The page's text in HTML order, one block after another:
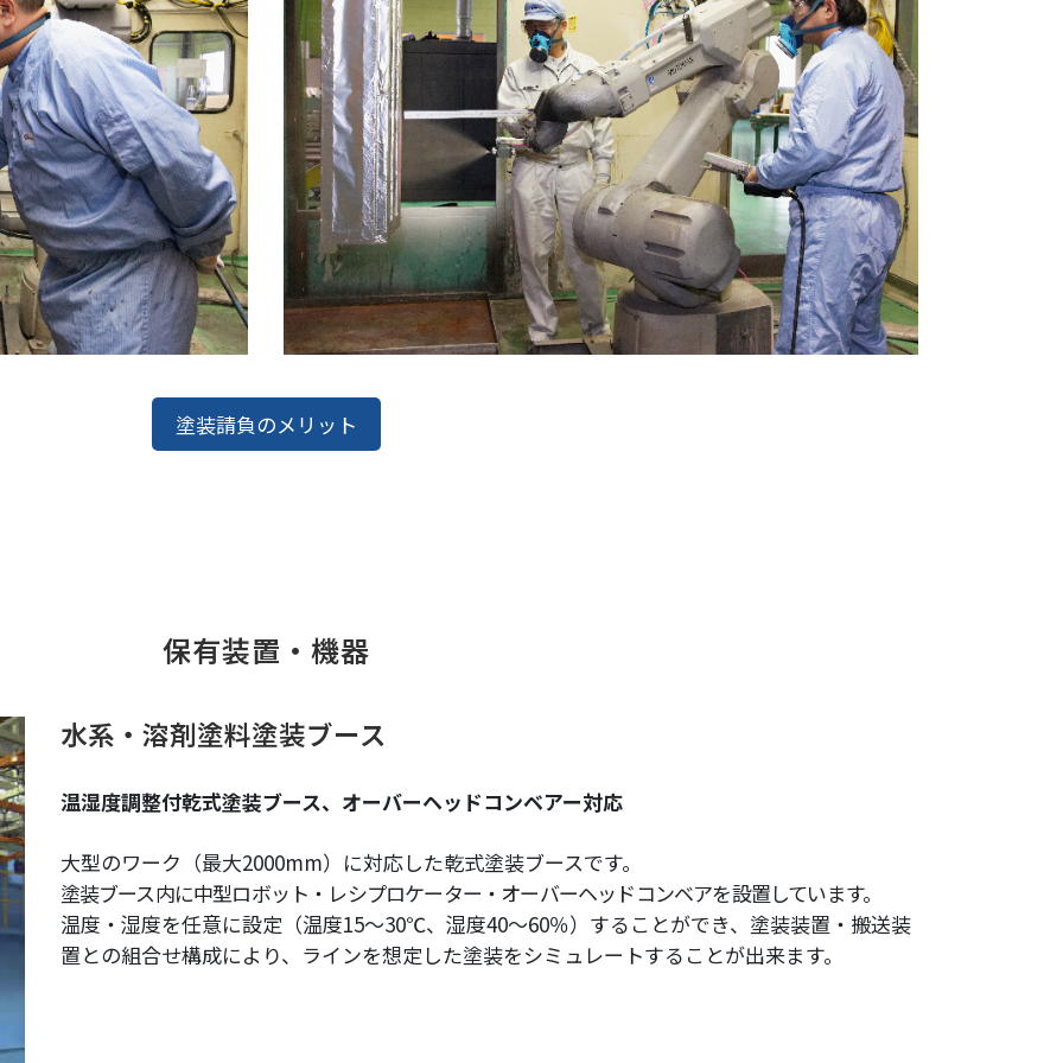
塗装請負のメリット
保有装置・機器
水系・溶剤塗料塗装ブース
温湿度調整付乾式塗装ブース、オーバーヘッドコンベアー対応
大型のワーク（最大2000mm）に対応した乾式塗装ブースです。
塗装ブース内に中型ロボット・レシプロケーター・オーバーヘッドコンベアを設置しています。
温度・湿度を任意に設定（温度15～30℃、湿度40～60％）することができ、塗装装置・搬送装
置との組合せ構成により、ラインを想定した塗装をシミュレートすることが出来ます。